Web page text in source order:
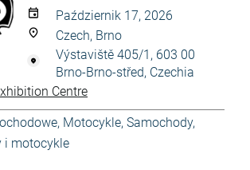
Październik 17, 2026
Czech, Brno
Výstaviště 405/1, 603 00
Brno-Brno-střed, Czechia
Centre
, Motocykle, Samochody,
i motocykle